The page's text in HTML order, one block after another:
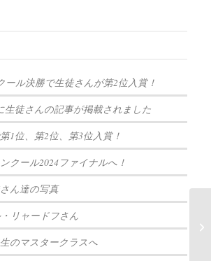
ール決勝で生徒さんが第2位入賞！
生徒さんの記事が掲載されました
1位、第2位、第3位入賞！
クール2024ファイナルへ！
ん達の写真
リャードフさん
のマスタークラスへ
ま